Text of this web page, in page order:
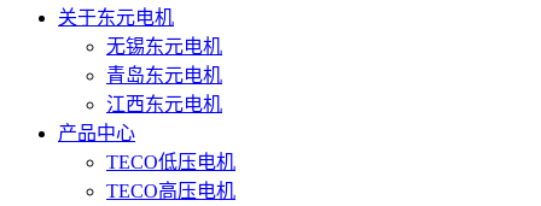
关于东元电机
无锡东元电机
青岛东元电机
江西东元电机
产品中心
TECO低压电机
TECO高压电机